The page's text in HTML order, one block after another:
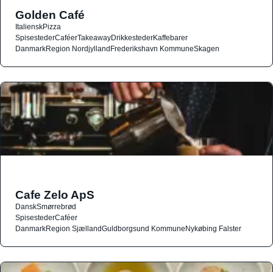
Golden Café
ItalienskPizza
SpisestederCaféerTakeawayDrikkestederKaffebarer
DanmarkRegion NordjyllandFrederikshavn KommuneSkagen
Cafe Zelo ApS
DanskSmørrebrød
SpisestederCaféer
DanmarkRegion SjællandGuldborgsund KommuneNykøbing Falster